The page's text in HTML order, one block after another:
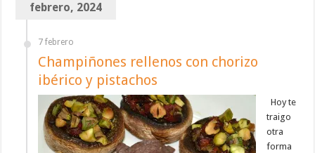
febrero, 2024
7 febrero
Champiñones rellenos con chorizo
ibérico y pistachos
Hoy te
traigo
otra
forma